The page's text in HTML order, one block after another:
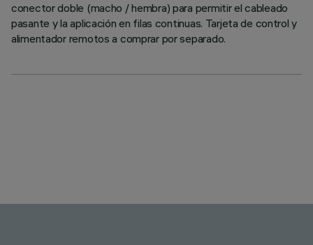
conector doble (macho / hembra) para permitir el cableado
pasante y la aplicación en filas continuas. Tarjeta de control y
alimentador remotos a comprar por separado.